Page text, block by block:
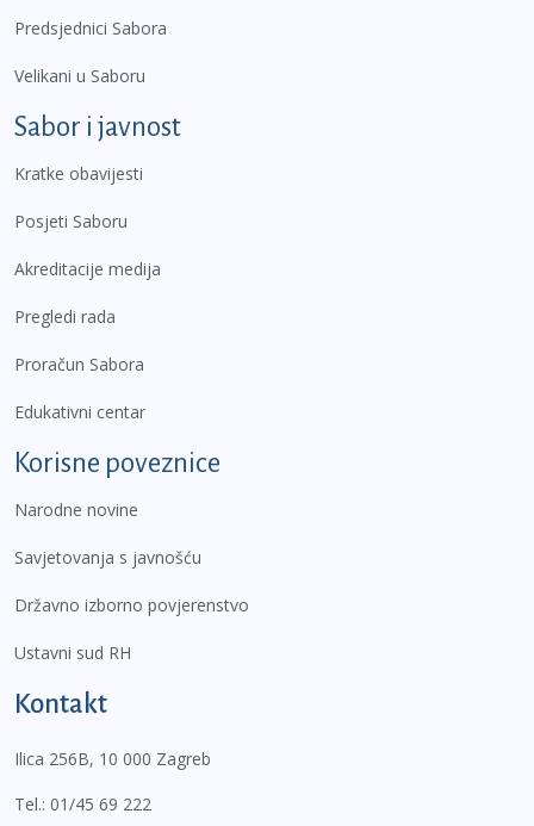
Predsjednici Sabora
Velikani u Saboru
Sabor i javnost
Kratke obavijesti
Posjeti Saboru
Akreditacije medija
Pregledi rada
Proračun Sabora
Edukativni centar
Korisne poveznice
Narodne novine
Savjetovanja s javnošću
Državno izborno povjerenstvo
Ustavni sud RH
Kontakt
Ilica 256B, 10 000 Zagreb
Tel.: 01/45 69 222